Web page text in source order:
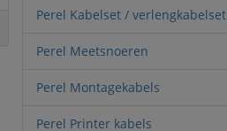
Perel Kabelset / verlengkabelset
Perel Meetsnoeren
Perel Montagekabels
Perel Printer kabels